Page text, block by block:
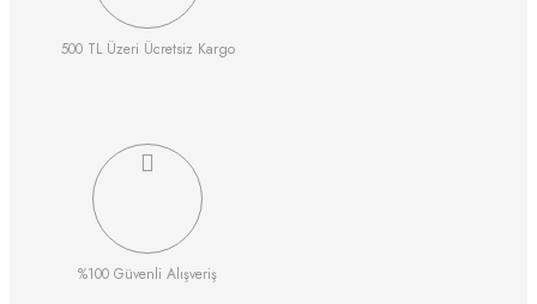
500 TL Üzeri Ücretsiz Kargo
%100 Güvenli Alışveriş